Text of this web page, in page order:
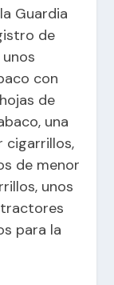
Guardia
de
con
de
una
cigarrillos,
de menor
unos
para la